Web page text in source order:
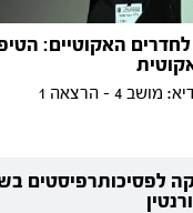
שנים לחדרים האקוטיים:
4 - הרצאה 1
לפסיכותרפיסטים